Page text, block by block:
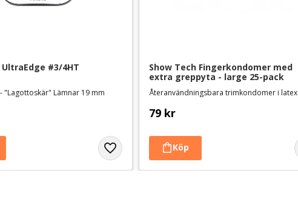
#3/4HT
"Lagottoskär" Lämnar 19 mm
Show Tech Fingerkondomer med
extra greppyta - large 25-pack
Återanvändningsbara trimkondomer i latex
79 kr